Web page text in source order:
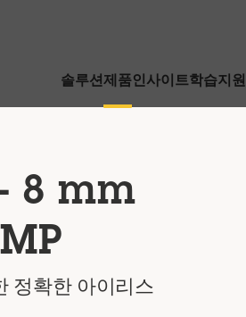
솔루션제품인사이트학습지원
8 mm
정확한 아이리스